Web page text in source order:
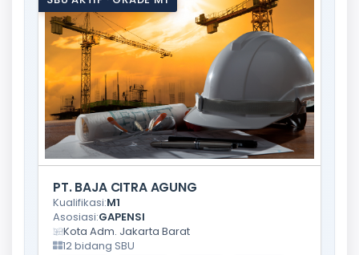
PT. BAJA CITRA AGUNG
Kualifikasi:M1
Asosiasi:GAPENSI
Kota Adm. Jakarta Barat
12 bidang SBU